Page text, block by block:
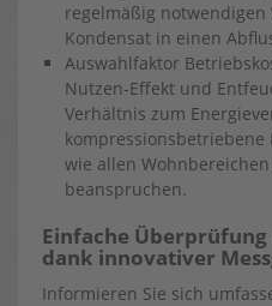
regelmäßig
Kondensat in einen
Auswahlfaktor
Nutzen-Effekt und
Verhältnis zum
wie allen
beanspruchen.
Einfache
dank innovativer
Informieren Sie sich